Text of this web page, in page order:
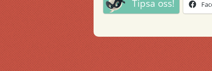
Tipsa oss!